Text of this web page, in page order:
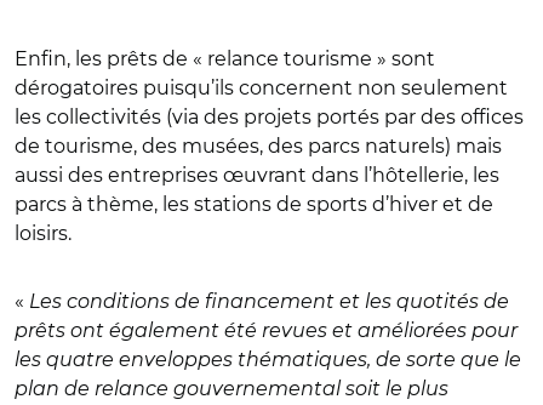
Enfin, les prêts de « relance tourisme » sont
dérogatoires puisqu’ils concernent non seulement
les collectivités (via des projets portés par des offices
de tourisme, des musées, des parcs naturels) mais
aussi des entreprises œuvrant dans l’hôtellerie, les
parcs à thème, les stations de sports d’hiver et de
loisirs.
« Les conditions de financement et les quotités de
prêts ont également été revues et améliorées pour
les quatre enveloppes thématiques, de sorte que le
plan de relance gouvernemental soit le plus